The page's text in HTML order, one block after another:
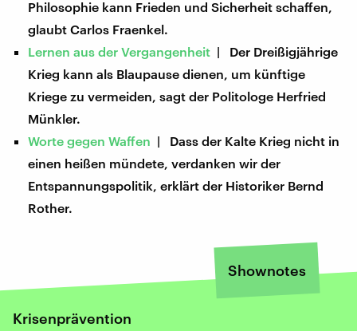
Philosophie kann Frieden und Sicherheit schaffen,
glaubt Carlos Fraenkel.
Lernen aus der Vergangenheit | Der Dreißigjährige
Krieg kann als Blaupause dienen, um künftige
Kriege zu vermeiden, sagt der Politologe Herfried
Münkler.
Worte gegen Waffen | Dass der Kalte Krieg nicht in
einen heißen mündete, verdanken wir der
Entspannungspolitik, erklärt der Historiker Bernd
Rother.
Shownotes
Krisenprävention